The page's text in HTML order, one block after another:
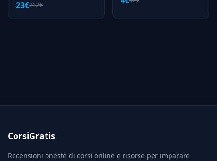
23€212€
CorsiGratis
Recensioni oneste di corsi online e risorse per imparare